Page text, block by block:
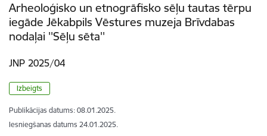
Arheoloģisko un etnogrāfisko sēļu tautas tērpu
iegāde Jēkabpils Vēstures muzeja Brīvdabas
nodaļai ''Sēļu sēta''
JNP 2025/04
Izbeigts
Publikācijas datums: 08.01.2025.
Iesniegšanas datums 24.01.2025.